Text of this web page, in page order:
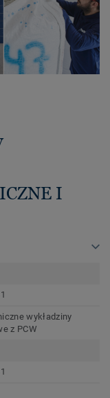
I
wykładziny
z PCW